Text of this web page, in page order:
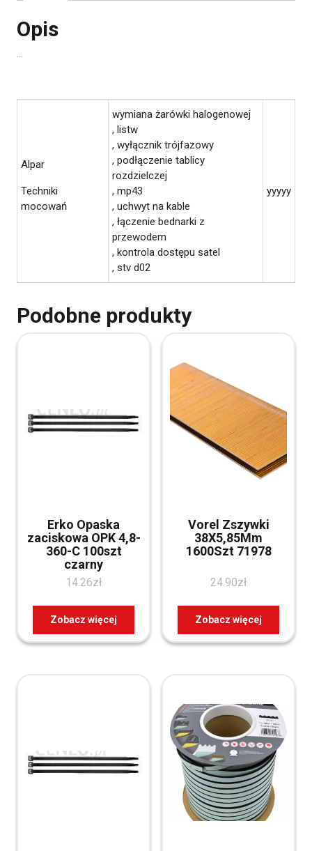
Opis
…
Alpar
Techniki
mocowań
wymiana żarówki halogenowej
, listw
, wyłącznik trójfazowy
, podłączenie tablicy
rozdzielczej
, mp43
, uchwyt na kable
, łączenie bednarki z
przewodem
, kontrola dostępu satel
, stv d02
yyyyy
Podobne produkty
Erko Opaska
zaciskowa OPK 4,8-
360-C 100szt
czarny
14.26zł
Zobacz więcej
Vorel Zszywki
38X5,85Mm
1600Szt 71978
24.90zł
Zobacz więcej